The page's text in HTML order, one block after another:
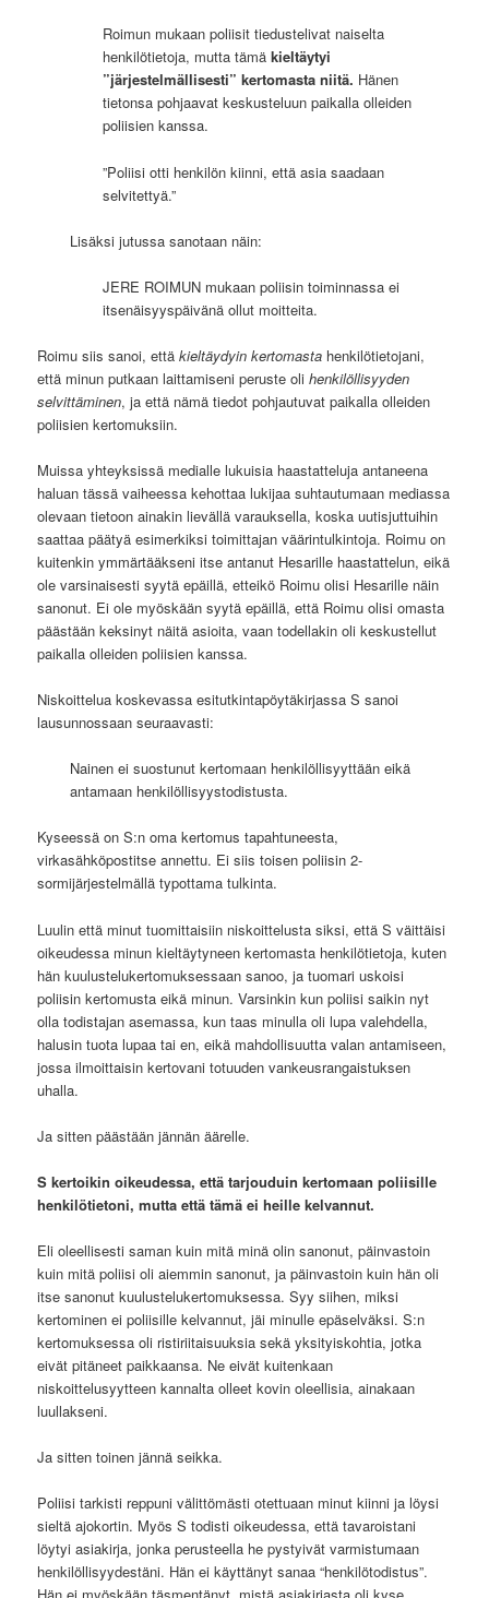
Roimun mukaan poliisit tiedustelivat naiselta
henkilötietoja, mutta tämäkieltäytyi
”järjestelmällisesti” kertomasta niitä. Hänen
tietonsa pohjaavat keskusteluun paikalla olleiden
poliisien kanssa.
”Poliisi otti henkilön kiinni, että asia saadaan
selvitettyä.”
Lisäksi jutussa sanotaan näin:
JERE ROIMUN mukaan poliisin toiminnassa ei
itsenäisyyspäivänä ollut moitteita.
Roimu siis sanoi, ettäkieltäydyin kertomasta henkilötietojani,
että minun putkaan laittamiseni peruste olihenkilöllisyyden
selvittäminen, ja että nämä tiedot pohjautuvat paikalla olleiden
poliisien kertomuksiin.
Muissa yhteyksissä medialle lukuisia haastatteluja antaneena
haluan tässä vaiheessa kehottaa lukijaa suhtautumaan mediassa
olevaan tietoon ainakin lievällä varauksella, koska uutisjuttuihin
saattaa päätyä esimerkiksi toimittajan väärintulkintoja. Roimu on
kuitenkin ymmärtääkseni itse antanut Hesarille haastattelun, eikä
ole varsinaisesti syytä epäillä, etteikö Roimu olisi Hesarille näin
sanonut. Ei ole myöskään syytä epäillä, että Roimu olisi omasta
päästään keksinyt näitä asioita, vaan todellakin oli keskustellut
paikalla olleiden poliisien kanssa.
Niskoittelua koskevassa esitutkintapöytäkirjassa S sanoi
lausunnossaan seuraavasti:
Nainen ei suostunut kertomaan henkilöllisyyttään eikä
antamaan henkilöllisyystodistusta.
Kyseessä on S:n oma kertomus tapahtuneesta,
virkasähköpostitse annettu. Ei siis toisen poliisin 2-
sormijärjestelmällä typottama tulkinta.
Luulin että minut tuomittaisiin niskoittelusta siksi, että S väittäisi
oikeudessa minun kieltäytyneen kertomasta henkilötietoja, kuten
hän kuulustelukertomuksessaan sanoo, ja tuomari uskoisi
poliisin kertomusta eikä minun. Varsinkin kun poliisi saikin nyt
olla todistajan asemassa, kun taas minulla oli lupa valehdella,
halusin tuota lupaa tai en, eikä mahdollisuutta valan antamiseen,
jossa ilmoittaisin kertovani totuuden vankeusrangaistuksen
uhalla.
Ja sitten päästään jännän äärelle.
S kertoikin oikeudessa, että tarjouduin kertomaan poliisille
henkilötietoni, mutta että tämä ei heille kelvannut.
Eli oleellisesti saman kuin mitä minä olin sanonut, päinvastoin
kuin mitä poliisi oli aiemmin sanonut, ja päinvastoin kuin hän oli
itse sanonut kuulustelukertomuksessa. Syy siihen, miksi
kertominen ei poliisille kelvannut, jäi minulle epäselväksi. S:n
kertomuksessa oli ristiriitaisuuksia sekä yksityiskohtia, jotka
eivät pitäneet paikkaansa. Ne eivät kuitenkaan
niskoittelusyytteen kannalta olleet kovin oleellisia, ainakaan
luullakseni.
Ja sitten toinen jännä seikka.
Poliisi tarkisti reppuni välittömästi otettuaan minut kiinni ja löysi
sieltä ajokortin. Myös S todisti oikeudessa, että tavaroistani
löytyi asiakirja, jonka perusteella he pystyivät varmistumaan
henkilöllisyydestäni. Hän ei käyttänyt sanaa “henkilötodistus”.